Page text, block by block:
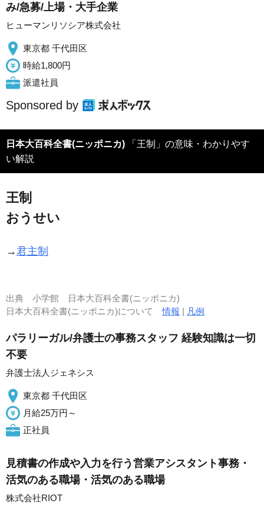
み/急募/上場・大手企業
ヒューマンリソシア株式会社
東京都 千代田区
時給1,800円
派遣社員
Sponsored by
日本大百科全書(ニッポニカ) 「王制」の意味・わかりやす
い解説
王制
おうせい
→君主制
出典 小学館 日本大百科全書(ニッポニカ)
日本大百科全書(ニッポニカ)について情報 | 凡例
パラリーガル/弁護士の事務スタッフ 経験知識は一切
不要
弁護士法人ジェネシス
東京都 千代田区
月給25万円～
正社員
見積書の作成や入力を行う営業アシスタント事務・
活気のある職場・活気のある職場
株式会社RIOT